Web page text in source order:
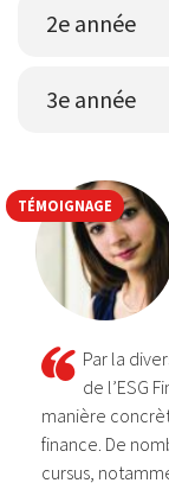
2e année
3e année
Par la
de l’ESG
manière
finance. De
cursus,
TÉMOIGNAGE